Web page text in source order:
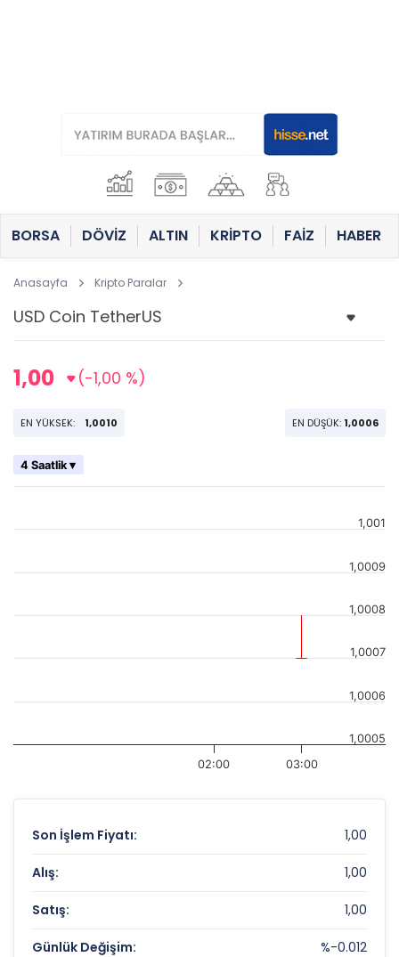
BORSA DÖVİZ ALTIN KRİPTO FAİZ HABER
Anasayfa Kripto Paralar
1,00 (-1,00 %)
EN YÜKSEK: 1,0010 EN DÜŞÜK: 1,0006
4 Saatlik ▾
02:00 03:00
1,0005
1,0006
1,0007
1,0008
1,0009
1,001
Son İşlem Fiyatı: 1,00
Alış: 1,00
Satış: 1,00
Günlük Değişim: %-0.012